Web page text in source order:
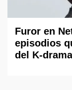
Furor en
episodios
del K-drama